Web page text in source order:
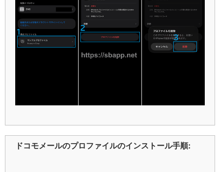
ドコモメールのプロファイルのインストール手順: